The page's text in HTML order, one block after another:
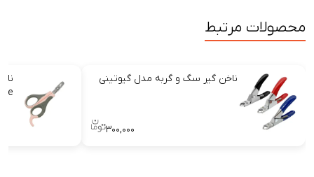
محصولات مرتبط
ناخن‌ گیر سگ و گربه مدل گیوتینی
۳۰۰,۰۰۰